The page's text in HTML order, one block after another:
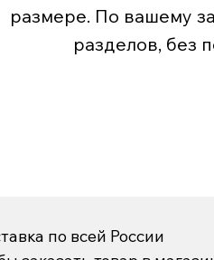
размере. По вашему
разделов, без
по всей России